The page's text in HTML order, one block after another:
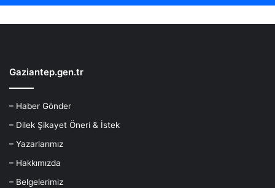
Gaziantep.gen.tr
– Haber Gönder
– Dilek Şikayet Öneri & İstek
– Yazarlarımız
– Hakkımızda
– Belgelerimiz